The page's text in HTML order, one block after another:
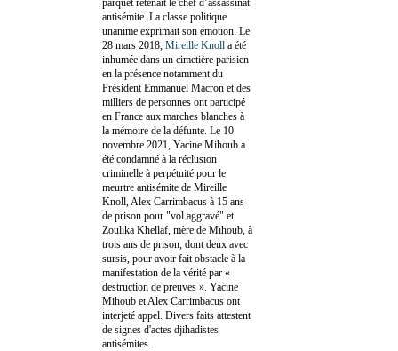
antisémite. La classe politique
unanime exprimait son émotion. Le
28 mars 2018, Mireille Knoll a été
inhumée dans un cimetière parisien
en la présence notamment du
Président Emmanuel Macron et des
milliers de personnes ont participé
en France aux marches blanches à
la mémoire de la défunte. Le 10
novembre 2021, Yacine Mihoub a
été condamné à la réclusion
criminelle à perpétuité pour le
meurtre antisémite de Mireille
Knoll, Alex Carrimbacus à 15 ans
de prison pour "vol aggravé" et
Zoulika Khellaf, mère de Mihoub, à
trois ans de prison, dont deux avec
sursis, pour avoir fait obstacle à la
manifestation de la vérité par «
destruction de preuves ». Yacine
Mihoub et Alex Carrimbacus ont
interjeté appel. Divers faits attestent
de signes d'actes djihadistes
antisémites.